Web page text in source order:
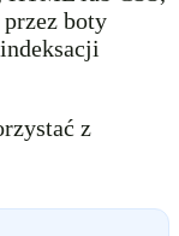
boty
z